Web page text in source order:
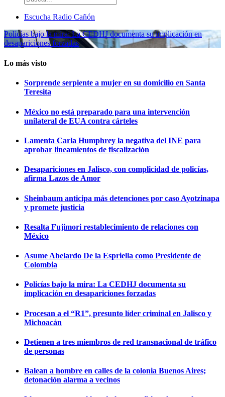
Escucha Radio Cañón
Policías bajo la mira: La CEDHJ documenta su implicación en
desapariciones forzadas
Lo más visto
Sorprende serpiente a mujer en su domicilio en Santa
Teresita
México no está preparado para una intervención
unilateral de EUA contra cárteles
Lamenta Carla Humphrey la negativa del INE para
aprobar lineamientos de fiscalización
Desapariciones en Jalisco, con complicidad de policías,
afirma Lazos de Amor
Sheinbaum anticipa más detenciones por caso Ayotzinapa
y promete justicia
Resalta Fujimori restablecimiento de relaciones con
México
Asume Abelardo De la Espriella como Presidente de
Colombia
Policías bajo la mira: La CEDHJ documenta su
implicación en desapariciones forzadas
Procesan a el “R1”, presunto líder criminal en Jalisco y
Michoacán
Detienen a tres miembros de red transnacional de tráfico
de personas
Balean a hombre en calles de la colonia Buenos Aires;
detonación alarma a vecinos